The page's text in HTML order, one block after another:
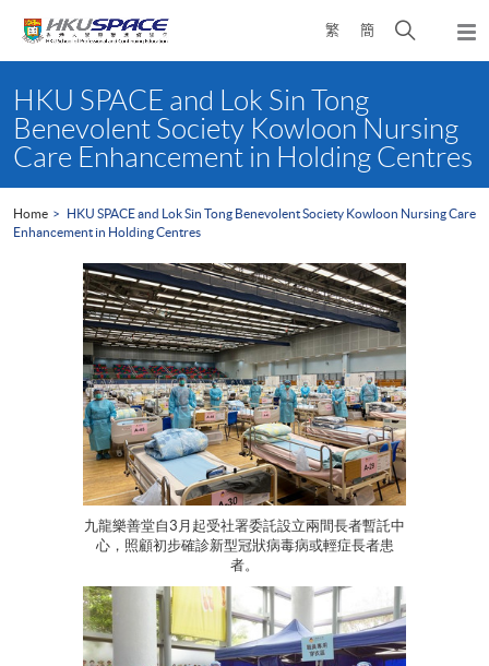
繁 簡
Open
search
content
startHKU SPACE and Lok Sin Tong
Benevolent Society Kowloon Nursing
Care Enhancement in Holding Centres
Home
HKU SPACE and Lok Sin Tong Benevolent Society Kowloon Nursing Care
Enhancement in Holding Centres
九龍樂善堂自3月起受社署委託設立兩間長者暫託中
心，照顧初步確診新型冠狀病毒病或輕症長者患
者。